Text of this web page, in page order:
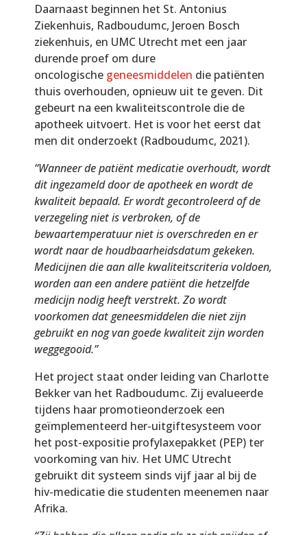
Daarnaast beginnen het St. Antonius
Ziekenhuis, Radboudumc, Jeroen Bosch
ziekenhuis, en UMC Utrecht met een jaar
durende proef om dure
oncologische geneesmiddelen die patiënten
thuis overhouden, opnieuw uit te geven. Dit
gebeurt na een kwaliteitscontrole die de
apotheek uitvoert. Het is voor het eerst dat
men dit onderzoekt (Radboudumc, 2021).
“Wanneer de patiënt medicatie overhoudt, wordt
dit ingezameld door de apotheek en wordt de
kwaliteit bepaald. Er wordt gecontroleerd of de
verzegeling niet is verbroken, of de
bewaartemperatuur niet is overschreden en er
wordt naar de houdbaarheidsdatum gekeken.
Medicijnen die aan alle kwaliteitscriteria voldoen,
worden aan een andere patiënt die hetzelfde
medicijn nodig heeft verstrekt. Zo wordt
voorkomen dat geneesmiddelen die niet zijn
gebruikt en nog van goede kwaliteit zijn worden
weggegooid.”
Het project staat onder leiding van Charlotte
Bekker van het Radboudumc. Zij evalueerde
tijdens haar promotieonderzoek een
geïmplementeerd her-uitgiftesysteem voor
het post-expositie profylaxepakket (PEP) ter
voorkoming van hiv. Het UMC Utrecht
gebruikt dit systeem sinds vijf jaar al bij de
hiv-medicatie die studenten meenemen naar
Afrika.